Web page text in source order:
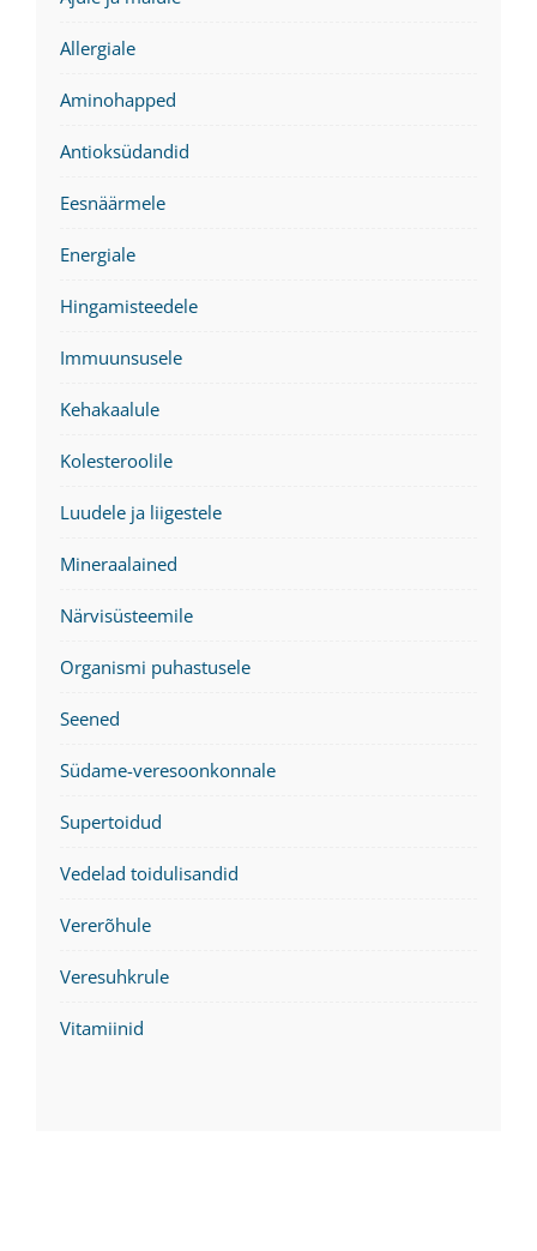
Allergiale
Aminohapped
Antioksüdandid
Eesnäärmele
Energiale
Hingamisteedele
Immuunsusele
Kehakaalule
Kolesteroolile
Luudele ja liigestele
Mineraalained
Närvisüsteemile
Organismi puhastusele
Seened
Südame-veresoonkonnale
Supertoidud
Vedelad toidulisandid
Vererõhule
Veresuhkrule
Vitamiinid